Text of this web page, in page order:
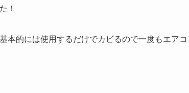
！
本的には使用するだけでカビるので一度もエアコ